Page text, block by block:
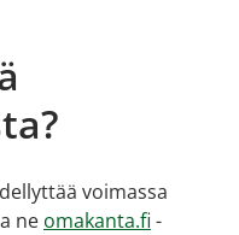
voimassa
ne omakanta.fi -